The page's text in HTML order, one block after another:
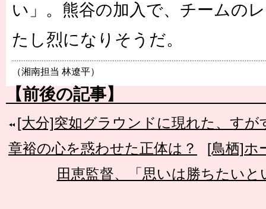
い」。熊谷の加入で、チームの
たし烈になりそうだ。
（湘南担当 林遼平）
【前後の記事】
[大分]突如グラウンドに現れた、すが
章裕の心を惑わせた正体は？
[鳥栖]ホ
田恵監督、「思いは勝ちたい